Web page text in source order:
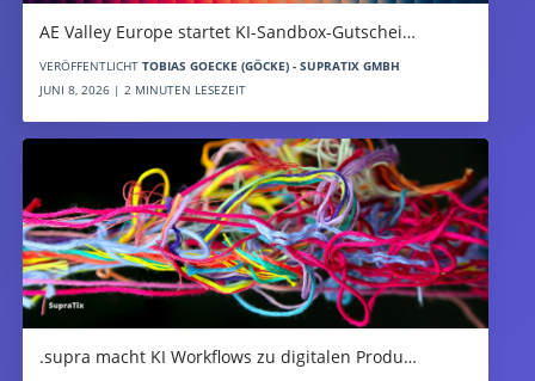
AE Valley Europe startet KI-Sandbox-Gutschei…
VERÖFFENTLICHT TOBIAS GOECKE (GÖCKE) - SUPRATIX GMBH
JUNI 8, 2026 | 2 MINUTEN LESEZEIT
.supra macht KI Workflows zu digitalen Produ…